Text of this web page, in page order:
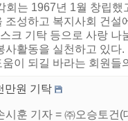
회는 1967년 1월 창립
성하고 복지사회 건설
크 기탁 등으로 사랑
활동을 실천하고 있다
이 되길 바라는 회원들
만원 기탁
훈 기자 = ㈜오승토건